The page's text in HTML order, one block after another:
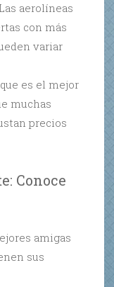
aerolíneas
con más
variar
es el mejor
muchas
precios
Conoce
amigas
sus